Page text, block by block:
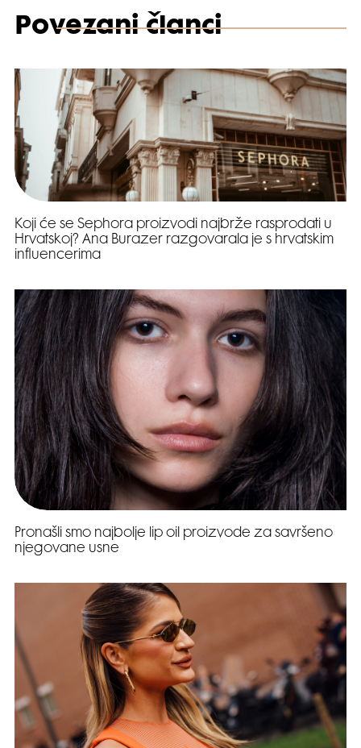
Povezani članci
Koji će se Sephora proizvodi najbrže rasprodati u
Hrvatskoj? Ana Burazer razgovarala je s hrvatskim
influencerima
Pronašli smo najbolje lip oil proizvode za savršeno
njegovane usne